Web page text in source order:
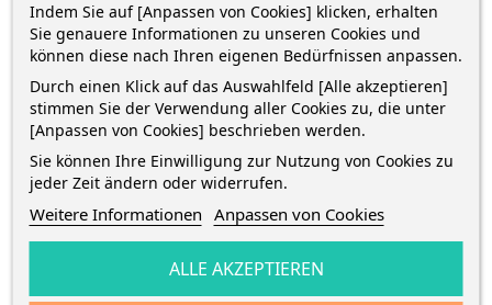
 Auf Lager
BESCHREIBUNG
ARTIKELDETAILS
Indem Sie auf [Anpassen von Cookies] klicken, erhalten
Sie genauere Informationen zu unseren Cookies und
können diese nach Ihren eigenen Bedürfnissen anpassen.
Durch einen Klick auf das Auswahlfeld [Alle akzeptieren]
stimmen Sie der Verwendung aller Cookies zu, die unter
[Anpassen von Cookies] beschrieben werden.
Sie können Ihre Einwilligung zur Nutzung von Cookies zu
jeder Zeit ändern oder widerrufen.
Weitere Informationen Anpassen von Cookies
ALLE AKZEPTIEREN